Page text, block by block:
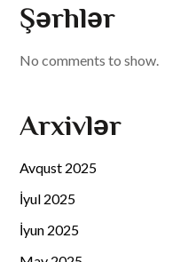
Şərhlər
No comments to show.
Arxivlər
Avqust 2025
İyul 2025
İyun 2025